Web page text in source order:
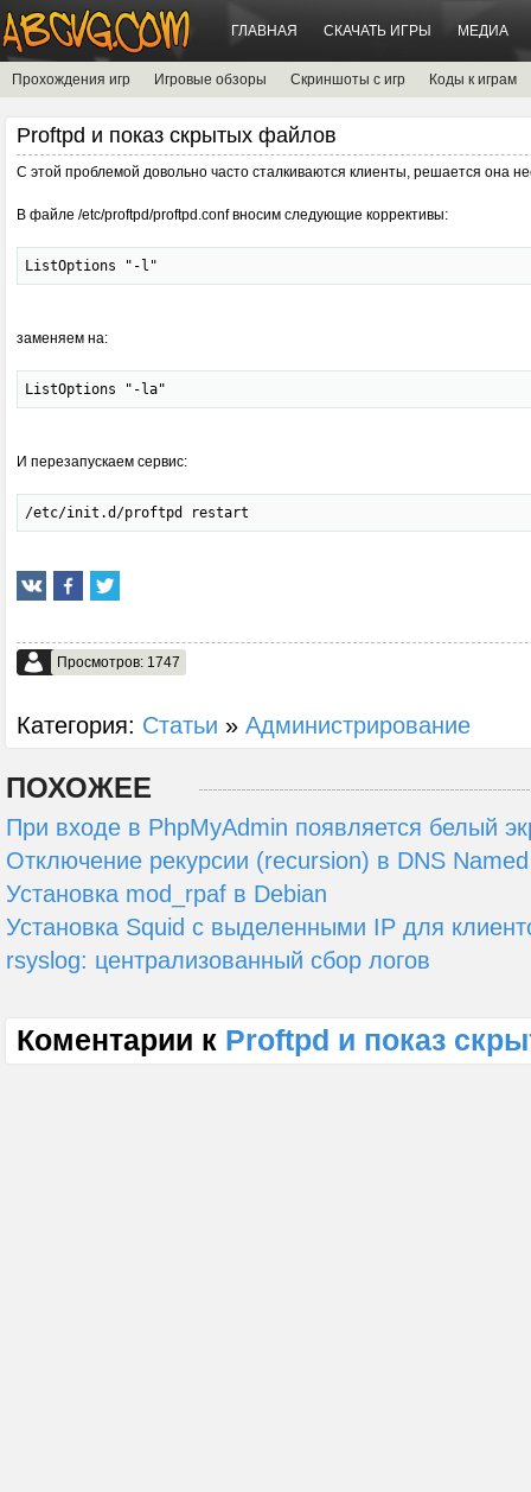
ГЛАВНАЯ СКАЧАТЬ ИГРЫ МЕДИА
Прохождения игр Игровые обзоры Скриншоты с игр Коды к играм
Proftpd и показ скрытых файлов
С этой проблемой довольно часто сталкиваются клиенты, решается она
В файле /etc/proftpd/proftpd.conf вносим следующие коррективы:
ListOptions "-l"
заменяем на:
ListOptions "-la"
И перезапускаем сервис:
/etc/init.d/proftpd restart
Просмотров: 1747
Категория: Статьи » Администрирование
ПОХОЖЕЕ
При входе в PhpMyAdmin появляется белый
Отключение рекурсии (recursion) в DNS
Установка mod_rpaf в Debian
Установка Squid с выделенными IP для
rsyslog: централизованный сбор логов
Коментарии к Proftpd и показ